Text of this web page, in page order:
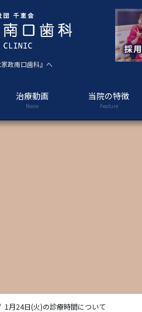
政南口歯科』へ
治療動画
Movie
当院の特徴
Feature
1月24日(火)の診療時間について